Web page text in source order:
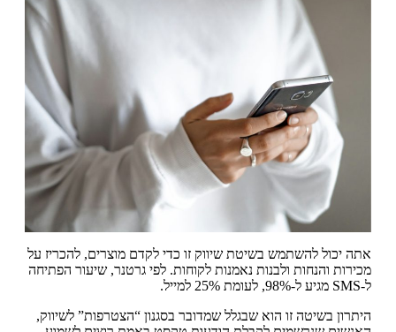
אתה יכול להשתמש בשיטת שיווק זו כדי לקדם מוצרים, להכריז על
מכירות והנחות ולבנות נאמנות לקוחות. לפי גרטנר, שיעור הפתיחה
ל-SMS מגיע ל-98%, לעומת 25% למייל.
היתרון בשיטה זו הוא שבגלל שמדובר בסגנון “הצטרפות” לשיווק,